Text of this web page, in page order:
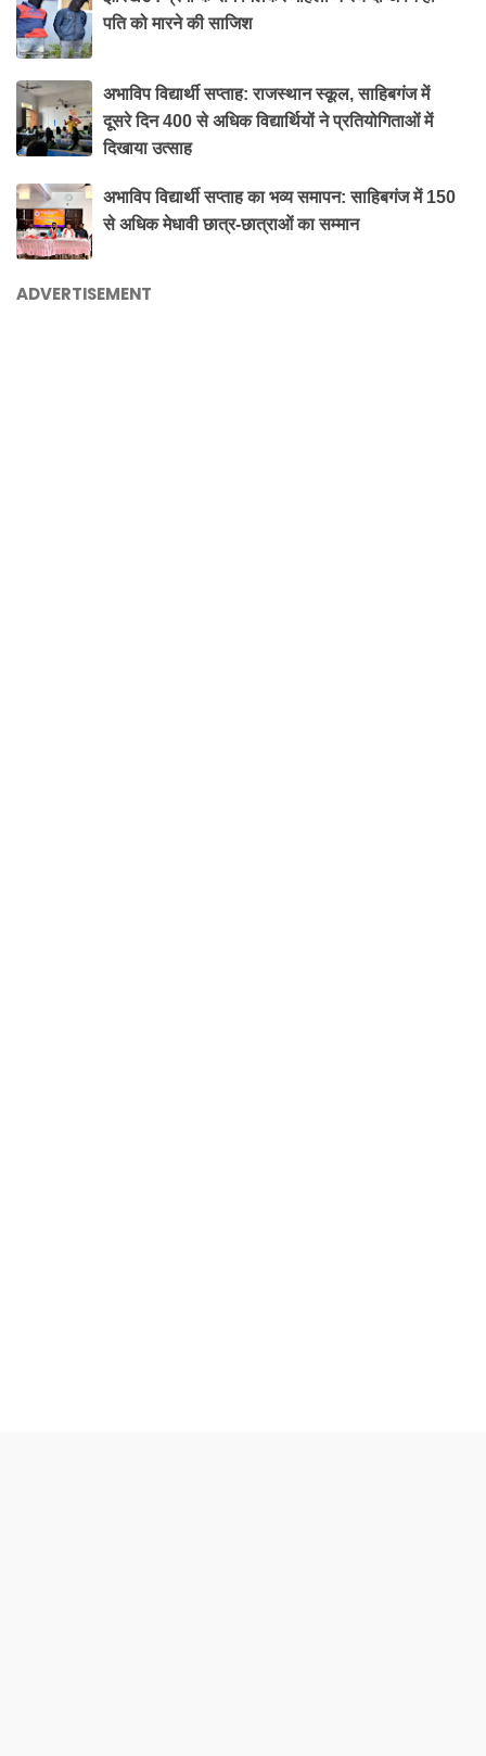
पति को मारने की साजिश
अभाविप विद्यार्थी सप्ताह: राजस्थान स्कूल, साहिबगंज में
दूसरे दिन 400 से अधिक विद्यार्थियों ने प्रतियोगिताओं में
दिखाया उत्साह
अभाविप विद्यार्थी सप्ताह का भव्य समापन: साहिबगंज में 150
से अधिक मेधावी छात्र-छात्राओं का सम्मान
ADVERTISEMENT